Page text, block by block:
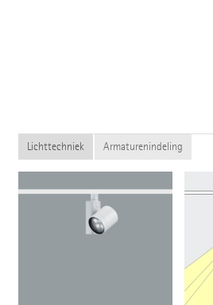
Lichttechniek Armaturenindeling